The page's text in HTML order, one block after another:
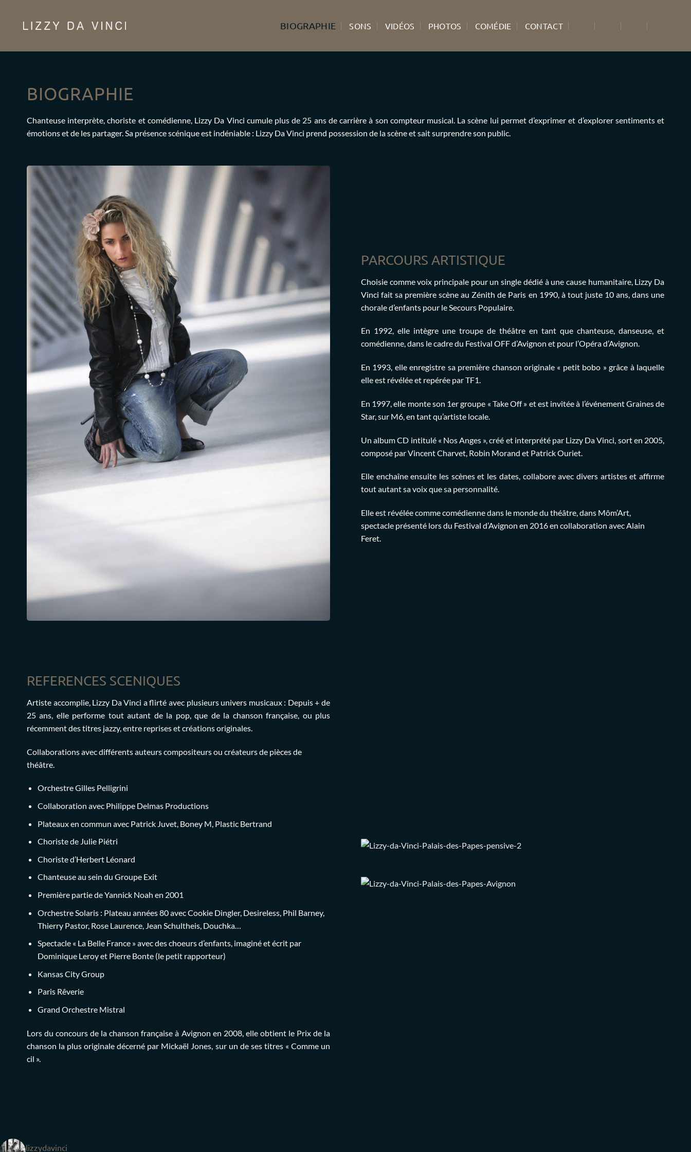
contenu
BIOGRAPHIE SONS VIDÉOS PHOTOS COMÉDIE CONTACT
BIOGRAPHIE
Chanteuse interprète, choriste et comédienne, Lizzy Da Vinci cumule plus de 25 ans de carrière à son compteur musical. La scène lui permet d’exprimer et d’explorer sentiments et
émotions et de les partager. Sa présence scénique est indéniable : Lizzy Da Vinci prend possession de la scène et sait surprendre son public.
PARCOURS ARTISTIQUE
Choisie comme voix principale pour un single dédié à une cause humanitaire, Lizzy Da
Vinci fait sa première scène au Zénith de Paris en 1990, à tout juste 10 ans, dans une
chorale d’enfants pour le Secours Populaire.
En 1992, elle intègre une troupe de théâtre en tant que chanteuse, danseuse, et
comédienne, dans le cadre du Festival OFF d’Avignon et pour l’Opéra d’Avignon.
En 1993, elle enregistre sa première chanson originale « petit bobo » grâce à laquelle
elle est révélée et repérée par TF1.
En 1997, elle monte son 1er groupe « Take Off » et est invitée à l’événement Graines de
Star, sur M6, en tant qu’artiste locale.
Un album CD intitulé « Nos Anges », créé et interprété par Lizzy Da Vinci, sort en 2005,
composé par Vincent Charvet, Robin Morand et Patrick Ouriet.
Elle enchaîne ensuite les scènes et les dates, collabore avec divers artistes et affirme
tout autant sa voix que sa personnalité.
Elle est révélée comme comédienne dans le monde du théâtre, dans Môm’Art,
spectacle présenté lors du Festival d’Avignon en 2016 en collaboration avec Alain
Feret.
REFERENCES SCENIQUES
Artiste accomplie, Lizzy Da Vinci a flirté avec plusieurs univers musicaux : Depuis + de
25 ans, elle performe tout autant de la pop, que de la chanson française, ou plus
récemment des titres jazzy, entre reprises et créations originales.
Collaborations avec différents auteurs compositeurs ou créateurs de pièces de
théâtre.
Orchestre Gilles Pelligrini
Collaboration avec Philippe Delmas Productions
Plateaux en commun avec Patrick Juvet, Boney M, Plastic Bertrand
Choriste de Julie Piétri
Choriste d’Herbert Léonard
Chanteuse au sein du Groupe Exit
Première partie de Yannick Noah en 2001
Orchestre Solaris: Plateau années 80 avec Cookie Dingler, Desireless, Phil Barney,
Thierry Pastor, Rose Laurence, Jean Schultheis, Douchka…
Spectacle « La Belle France » avec des choeurs d’enfants, imaginé et écrit par
Dominique Leroy et Pierre Bonte (le petit rapporteur)
Kansas City Group
Paris Rêverie
Grand Orchestre Mistral
Lors du concours de la chanson française à Avignon en 2008, elle obtient le Prix de la
chanson la plus originale décerné par Mickaël Jones, sur un de ses titres « Comme un
cil ».
lizzydavinci